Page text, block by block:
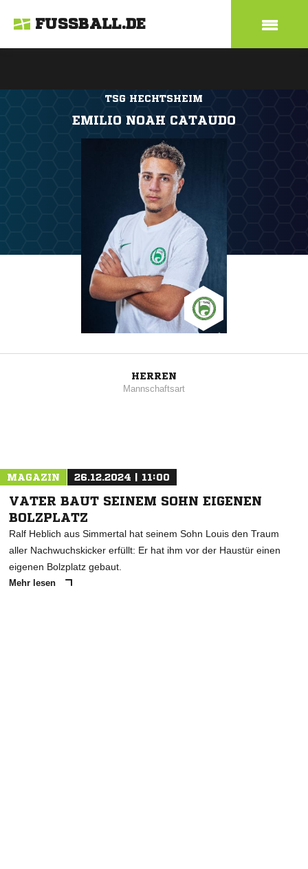
FUSSBALL.DE
TSG HECHTSHEIM
EMILIO NOAH CATAUDO
HERREN
Mannschaftsart
MAGAZIN 26.12.2024 | 11:00
VATER BAUT SEINEM SOHN EIGENEN
BOLZPLATZ
Ralf Heblich aus Simmertal hat seinem Sohn Louis den Traum
aller Nachwuchskicker erfüllt: Er hat ihm vor der Haustür einen
eigenen Bolzplatz gebaut.
Mehr lesen